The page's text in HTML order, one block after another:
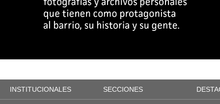
INSTITUCIONALES SECCIONES